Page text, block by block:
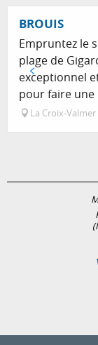
BROUIS
Empruntez le
plage de
exceptionnel
pour faire une
La Croix-Valmer